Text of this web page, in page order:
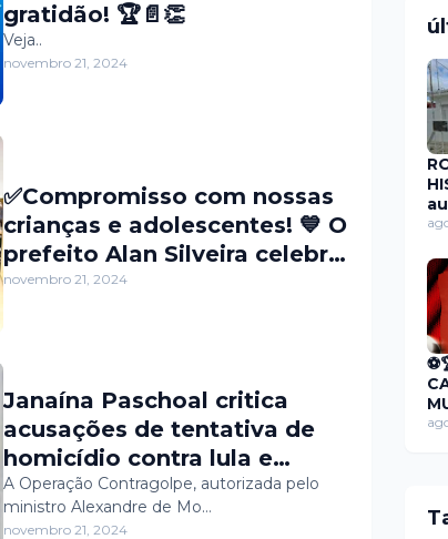
gratidão! 🏆📄👏
Veja..
novembro 21, 2024
✅Compromisso com nossas
crianças e adolescentes! 💙 O
prefeito Alan Silveira celebra
a conquista do Selo Unicef,
futuro melhor para o nosso
município. #SeloUnicef
#CuidandoDoFuturo
novembro 21, 2024
Janaína Paschoal critica
acusações de tentativa de
homicídio contra lula e
aponta falta de provas
concretas
A Operação Contragolpe, autorizada pelo
ministro Alexandre de Mo…
novembro 21, 2024
RN